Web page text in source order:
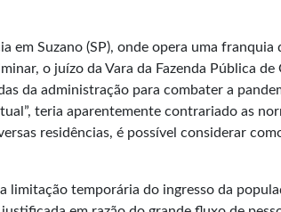
em Suzano (SP), onde opera uma
o juízo da Vara da Fazenda Pública
da administração para combater a
teria aparentemente contrariado as
residências, é possível considerar
limitação temporária do ingresso da